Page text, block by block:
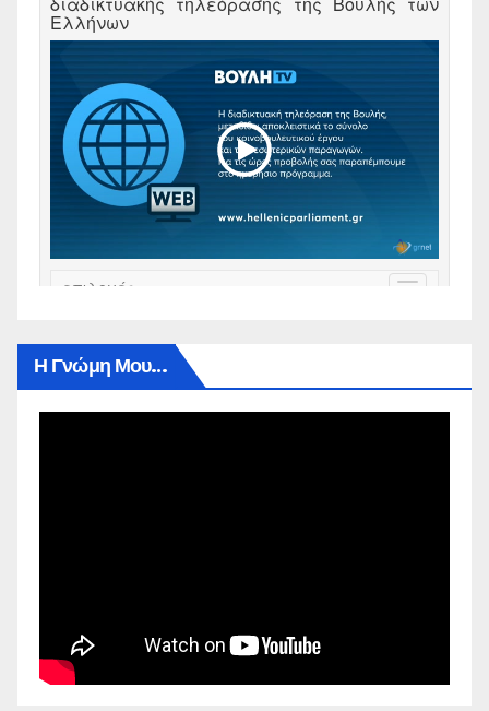
Η Γνώμη Μου…